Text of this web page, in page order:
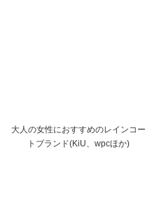
大人の女性におすすめのレインコー
トブランド(KiU、wpcほか)